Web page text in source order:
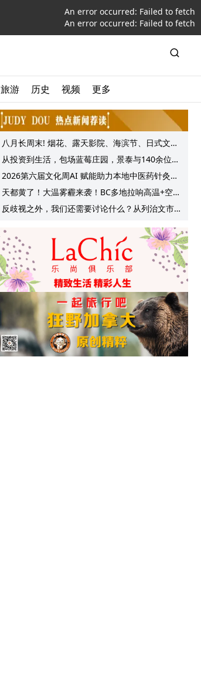
An error occurred: Failed to fetch
An error occurred: Failed to fetch
旅游 历史 视频 更多
八月长周末! 烟花、露天影院、海滨节、日式文化
节庆, 大温哥华各种精彩活动上线!
从投资到生活，包场蓝莓庄园，景泰与140余位客
户共享夏日”莓”好时光
2026第六届文化周AI 赋能助力本地中医药针灸服
务提质升级
天都黄了！大温雾霾来袭！BC多地拉响高温+空气
质量预警 最高可达35°C！
反歧视之外，我们还需要讨论什么？从列治文市